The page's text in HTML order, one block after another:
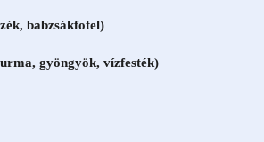
babzsákfotel)
gyöngyök, vízfesték)